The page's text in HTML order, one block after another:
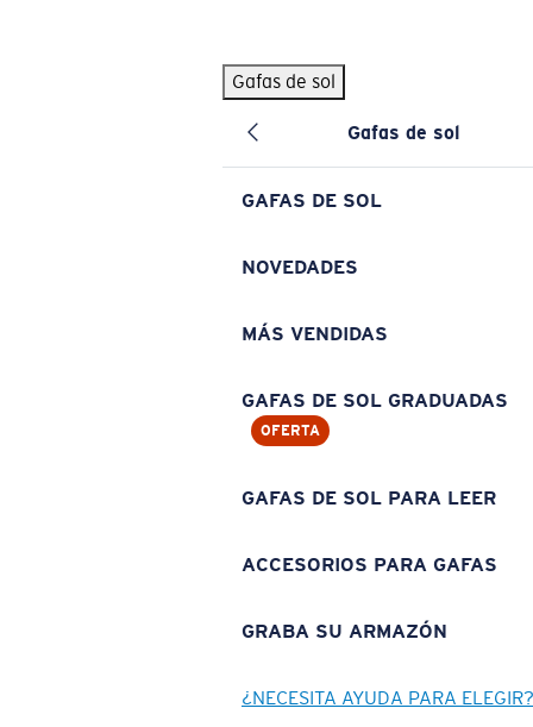
Gafas de sol
Gafas de sol
GAFAS DE SOL
NOVEDADES
MÁS VENDIDAS
GAFAS DE SOL GRADUADAS
OFERTA
GAFAS DE SOL PARA LEER
ACCESORIOS PARA GAFAS
GRABA SU ARMAZÓN
¿NECESITA AYUDA PARA ELEGIR?
BÚSQUEDAS POPULARES
Pilothouse PRO Limited Edition Pack Exclusivo
Gafas de sol personalizadas
Los más vendidos de gafas de sol